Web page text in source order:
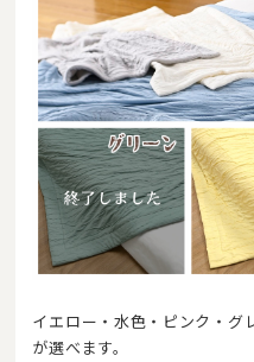
イエロー・水色・ピンク・グ
が選べます。